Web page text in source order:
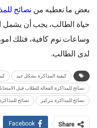
بعض ما نعطيه من نصائح
حياة الطالب، يجب أن يشمل
وساعات نوم كافية، فتلك
لدى الطالب.
كيفية المذاكرة بشكل جيد
نصائح للمذاكرة الفعالة للطلاب قبل
نصائح للمذاكرة بتركيز نصائح
Share
Facebook